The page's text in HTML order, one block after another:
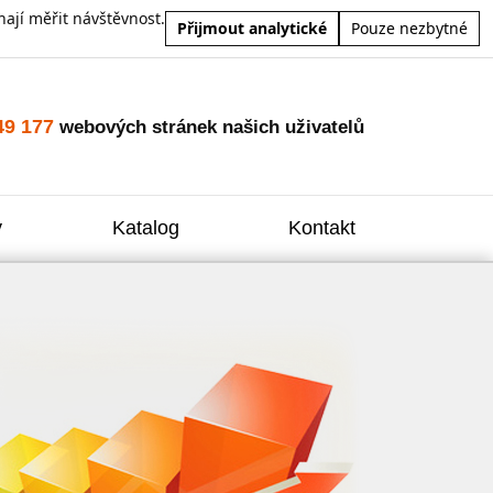
měřit návštěvnost.
Přijmout analytické Pouze nezbytné
177 webových stránek našich uživatelů
Katalog Kontakt